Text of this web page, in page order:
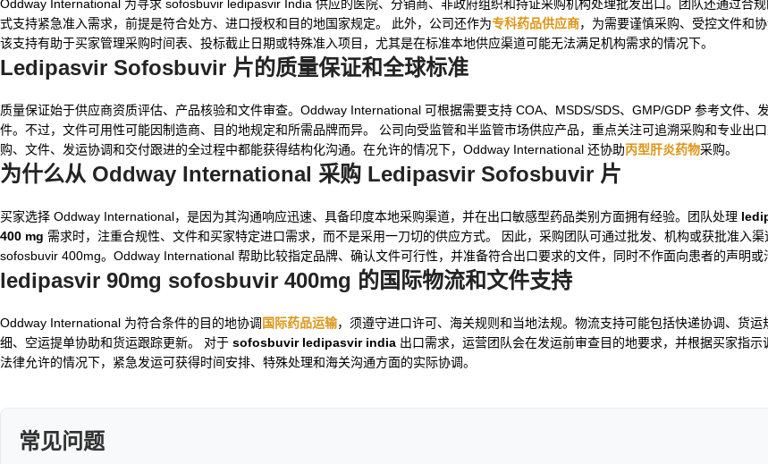
Oddway International 为寻求 sofosbuvir ledipasvir India 供应的医院、分销商、非政府组织和持证采购机构处理批发出口。团队还通过合规
式支持紧急准入需求，前提是符合处方、进口授权和目的地国家规定。 此外，公司还作为专科药品供应商，为需要谨慎采购、受控文件和
该支持有助于买家管理采购时间表、投标截止日期或特殊准入项目，尤其是在标准本地供应渠道可能无法满足机构需求的情况下。
Ledipasvir Sofosbuvir 片的质量保证和全球标准
质量保证始于供应商资质评估、产品核验和文件审查。Oddway International 可根据需要支持 COA、MSDS/SDS、GMP/GDP 参考文件、
件。不过，文件可用性可能因制造商、目的地规定和所需品牌而异。 公司向受监管和半监管市场供应产品，重点关注可追溯采购和专业出
购、文件、发运协调和交付跟进的全过程中都能获得结构化沟通。在允许的情况下，Oddway International 还协助丙型肝炎药物采购。
为什么从 Oddway International 采购 Ledipasvir Sofosbuvir 片
买家选择 Oddway International，是因为其沟通响应迅速、具备印度本地采购渠道，并在出口敏感型药品类别方面拥有经验。团队处理
400 mg 需求时，注重合规性、文件和买家特定进口需求，而不是采用一刀切的供应方式。 因此，采购团队可通过批发、机构或获批准入
sofosbuvir 400mg。Oddway International 帮助比较指定品牌、确认文件可行性，并准备符合出口要求的文件，同时不作面向患者的声明或
ledipasvir 90mg sofosbuvir 400mg 的国际物流和文件支持
Oddway International 为符合条件的目的地协调国际药品运输，须遵守进口许可、海关规则和当地法规。物流支持可能包括快递协调、货运
细、空运提单协助和货运跟踪更新。 对于 sofosbuvir ledipasvir india 出口需求，运营团队会在发运前审查目的地要求，并根据买家指示
法律允许的情况下，紧急发运可获得时间安排、特殊处理和海关沟通方面的实际协调。
常见问题